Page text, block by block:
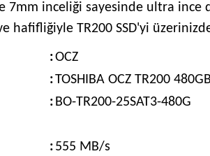
ve 7mm inceliği sayesinde ultra
hafifliğiyle TR200 SSD'yi
:OCZ
:TOSHIBA OCZ TR200
: BO-TR200-25SAT3-480G
: 555 MB/s